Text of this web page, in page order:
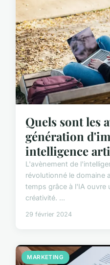
Quels sont les
génération
intelligence
L'avènement de
révolutionné le domaine
temps grâce à l'IA ouvre
créativité. ...
29 février 2024
MARKETING